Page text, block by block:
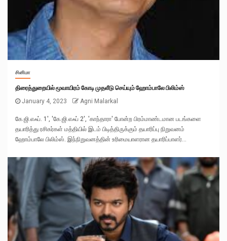
சினிமா
திரைத்துறையில் மூவாயிரம் கோடி முதலீடு செய்யும் ஹோம்பாலே பிலிம்ஸ்
January 4, 2023
Agni Malarkal
கே.ஜி.எஃப். 1', 'கே.ஜி.எஃப் 2', 'காந்தாரா' போன்ற பிரம்மாண்டமான படங்களை
தயாரித்து ரசிகர்கள் மத்தியில் இடம் பிடித்திருக்கும் தயாரிப்பு நிறுவனம்
ஹோம்பாலே பிலிம்ஸ். இந்நிறுவனத்தின் உரிமையாளரான தயாரிப்பாளர்...